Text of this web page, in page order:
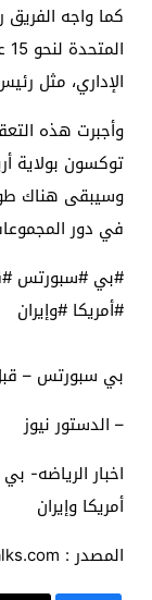
كما واجه
الإداري، مثل
وأجبرت هذه
توكسون بولاية
وسيبقى هناك
في دور
#بي #سبورتس
#أمريكا #وإيران
بي سبورتس – قبل
– الدستور نيوز
اخبار الرياضه-
أمريكا وإيران
المصدر : lebtalks.com